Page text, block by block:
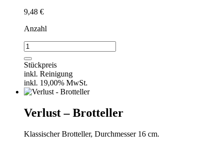
9,48 €
Anzahl
Verlust
-
Suppenteller
Diamant
Menge
Stückpreis
inkl. Reinigung
inkl. 19,00% MwSt.
Verlust – Brotteller
Klassischer Brotteller, Durchmesser 16 cm.